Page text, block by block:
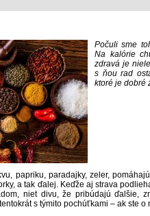
Počuli sme
Na kalórie
zdravá je
s ňou rad
ktoré je dobré
papriku, paradajky, zeler,
a tak ďalej. Keďže aj strava
niet divu, že pribúdajú ďalšie,
s týmito pochúťkami – ak ste o